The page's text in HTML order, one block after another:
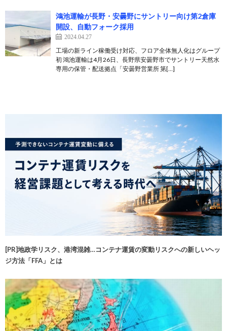
鴻池運輸が長野・安曇野にサントリー向け第2倉庫
開設、自動フォーク採用
2024.04.27
工場の新ライン稼働受け対応、フロア全体無人化はグループ
初 鴻池運輸は4月26日、長野県安曇野市でサントリー天然水
専用の保管・配送拠点「安曇野営業所 第[…]
[PR]地政学リスク、港湾混雑…コンテナ運賃の変動リスクへの新しいヘッ
ジ方法「FFA」とは